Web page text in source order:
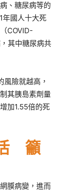
、糖尿病等的
年國人十大死
COVID-
其中糖尿病共
險就越高，
其胰島素劑量
加1.55倍的死
籲
膜病變，進而